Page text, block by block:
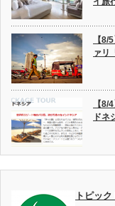
【8/
ァリ
【8/
ドネ
トピッ